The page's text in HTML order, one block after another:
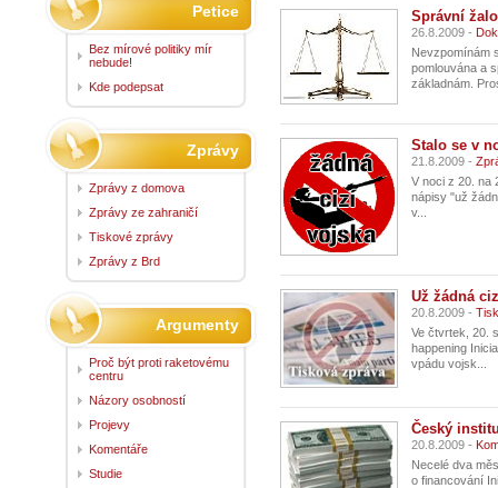
Správní
26.8.2009 -
Nevzpomínám
pomlouvána a
základnám.
Stalo se v
21.8.2009 -
V noci z 20. na
nápisy "už
v...
Už žádná
20.8.2009 -
Ve čtvrtek, 20.
happening
vpádu vojsk...
Český
20.8.2009 -
Necelé dva
o financování
Petice
Bez mírové politiky mír
nebude!
Kde podepsat
Zprávy
Zprávy z domova
Zprávy ze zahraničí
Tiskové zprávy
Zprávy z Brd
Argumenty
Proč být proti raketovému
centru
Názory osobností
Projevy
Komentáře
Studie